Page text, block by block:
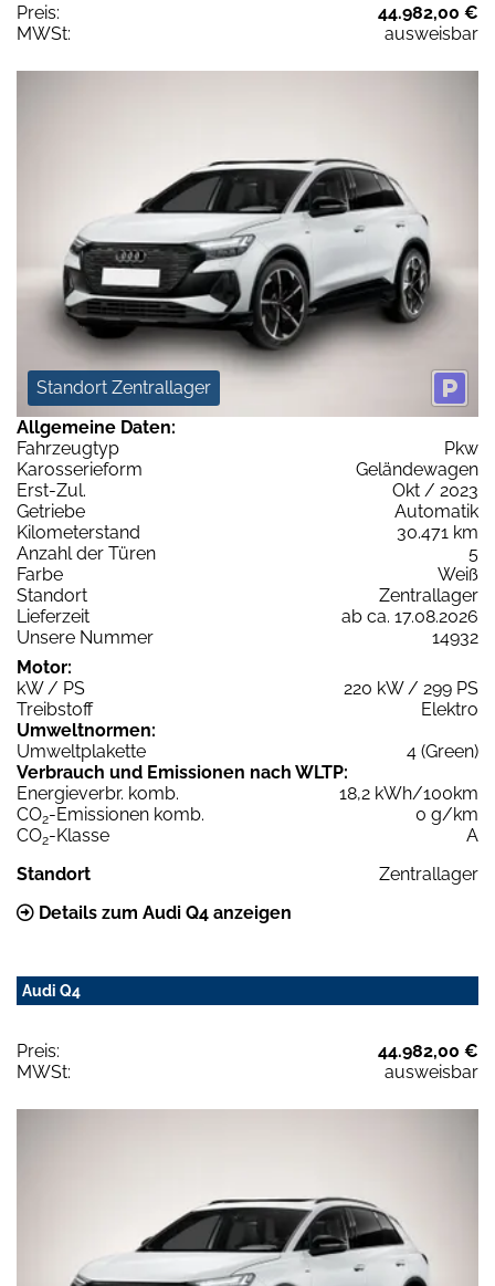
Preis:
44.982,00 €
MWSt:
ausweisbar
Standort Zentrallager
Allgemeine Daten:
Fahrzeugtyp
Pkw
Karosserieform
Geländewagen
Erst-Zul.
Okt / 2023
Getriebe
Automatik
Kilometerstand
30.471 km
Anzahl der Türen
5
Farbe
Weiß
Standort
Zentrallager
Lieferzeit
ab ca. 17.08.2026
Unsere Nummer
14932
Motor:
kW / PS
220 kW / 299 PS
Treibstoff
Elektro
Umweltnormen:
Umweltplakette
4 (Green)
Verbrauch und Emissionen nach WLTP:
Energieverbr. komb.
18,2 kWh/100km
CO2-Emissionen komb.
0 g/km
CO2-Klasse
A
Standort
Zentrallager
Details zum Audi Q4 anzeigen
Audi Q4
Preis:
44.982,00 €
MWSt:
ausweisbar